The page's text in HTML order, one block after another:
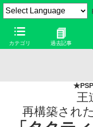
カテゴリ 過去記事
★
王
再構築され